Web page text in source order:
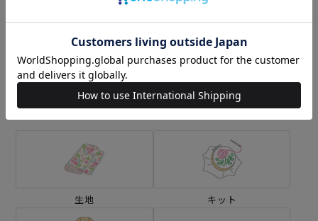
リバティプリント ベッツ
ィ・ブー＜12LB＞生地 （ホ
ビーラホビーレオリジナ
ル）2026SS
リバティプリント ブルーベ
ル・フィールズ＜25CU＞生
地 （リバティ・ファブリッ
クス）2025AW
¥374(税込)
カテゴリーから探す
生地 キット